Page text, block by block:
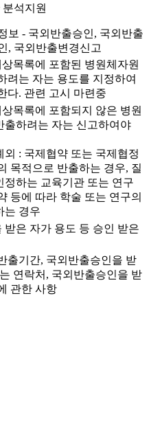
석지원
보 - 국외반출승인, 국외반출
, 국외반출변경신고
목록에 포함된 병원체자원
려는 자는 용도를 지정하여
다. 관련 고시 마련중
목록에 포함되지 않은 병원
출하려는 자는 신고하여야
외 : 국제협약 또는 국제협정
목적으로 반출하는 경우, 질
정하는 교육기관 또는 연구
등에 따라 학술 또는 연구의
는 경우
받은 자가 용도 등 승인 받은
출기간, 국외반출승인을 받
연락처, 국외반출승인을 받
관한 사항